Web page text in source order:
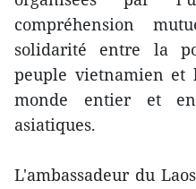
compréhension
solidarité entre la
peuple vietnamien et
monde entier et
asiatiques.
L'ambassadeur du